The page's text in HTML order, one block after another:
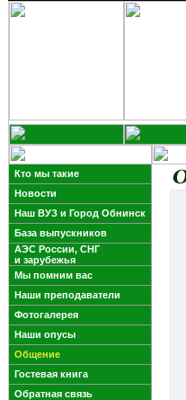
Кто мы такие
Новости
Наш ВУЗ и Город Обнинск
База выпускников
АЭС России, СНГ
и зарубежья
Мы помним вас
Наши преподаватели
Фотогалерея
Наши опусы
Общение
Гостевая книга
Обратная связь